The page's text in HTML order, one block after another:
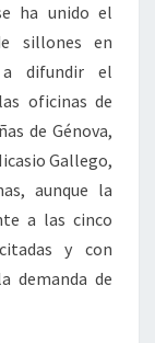
ha unido el
sillones en
a difundir el
oficinas de
de Génova,
Gallego,
aunque la
a las cinco
y con
demanda de